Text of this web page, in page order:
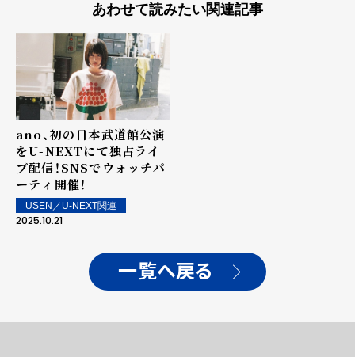
あわせて読みたい関連記事
ano、初の日本武道館公演
をU-NEXTにて独占ライ
ブ配信！SNSでウォッチパ
ーティ開催！
USEN／U-NEXT関連
2025.10.21
一覧へ戻る